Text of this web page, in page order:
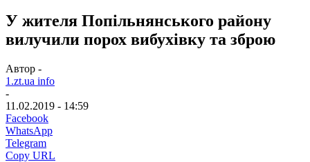
У жителя Попільнянського району
вилучили порох вибухівку та зброю
Автор -
1.zt.ua info
-
11.02.2019 - 14:59
Facebook
WhatsApp
Telegram
Copy URL